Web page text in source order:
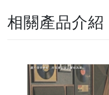
相關產品介紹